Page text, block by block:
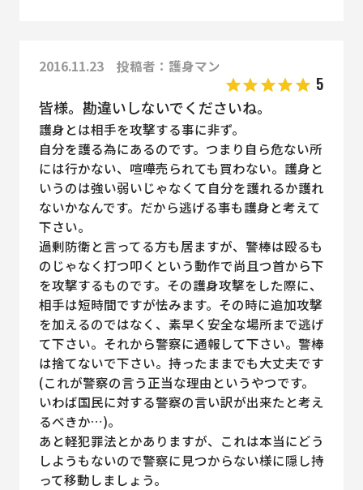
2016.11.23 投稿者：護身マン
5
皆様。勘違いしないでくださいね。
護身とは相手を攻撃する事に非ず。
自分を護る為にあるのです。つまり自ら危ない所
には行かない、喧嘩売られても買わない。護身と
いうのは強い弱いじゃなくて自分を護れるか護れ
ないかなんです。だから逃げる事も護身と考えて
下さい。
過剰防衛と言ってる方も居ますが、警棒は殴るも
のじゃなく打つ叩くという動作で尚且つ首から下
を攻撃するものです。その護身攻撃をした際に、
相手は短時間ですが怯みます。その時に追加攻撃
を加えるのではなく、素早く安全な場所まで逃げ
て下さい。それから警察に通報して下さい。警棒
は捨てないで下さい。持ったままでも大丈夫です
(これが警察の言う正当な理由というやつです。
いわば国民に対する警察の言い訳が出来たと考え
るべきか…)。
あと軽犯罪法とかありますが、これは本当にどう
しようもないので警察に見つからない様に隠し持
って移動しましょう。